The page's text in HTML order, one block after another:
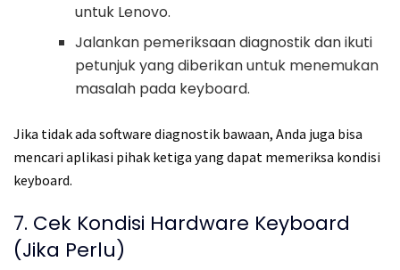
untuk Lenovo.
Jalankan pemeriksaan diagnostik dan ikuti
petunjuk yang diberikan untuk menemukan
masalah pada keyboard.
Jika tidak ada software diagnostik bawaan, Anda juga bisa
mencari aplikasi pihak ketiga yang dapat memeriksa kondisi
keyboard.
7. Cek Kondisi Hardware Keyboard
(Jika Perlu)